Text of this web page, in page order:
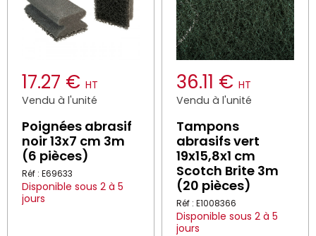
17.27 € HT
Vendu à l'unité
Poignées abrasif
noir 13x7 cm 3m
(6 pièces)
Réf : E69633
Disponible sous 2 à 5
jours
36.11 € HT
Vendu à l'unité
Tampons
abrasifs vert
19x15,8x1 cm
Scotch Brite 3m
(20 pièces)
Réf : E1008366
Disponible sous 2 à 5
jours